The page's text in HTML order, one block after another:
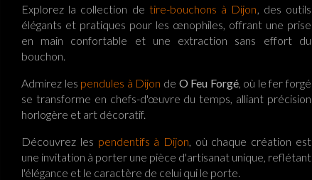
Explorez la collection de tire-bouchons à Dijon , des outils
élégants et pratiques pour les œnophiles, offrant une prise
en main confortable et une extraction sans effort du
bouchon.
Admirez les pendules à Dijon de O Feu Forgé, où le fer forgé
se transforme en chefs-d'œuvre du temps, alliant précision
horlogère et art décoratif.
Découvrez les pendentifs à Dijon , où chaque création est
une invitation à porter une pièce d'artisanat unique, reflétant
l'élégance et le caractère de celui qui le porte.